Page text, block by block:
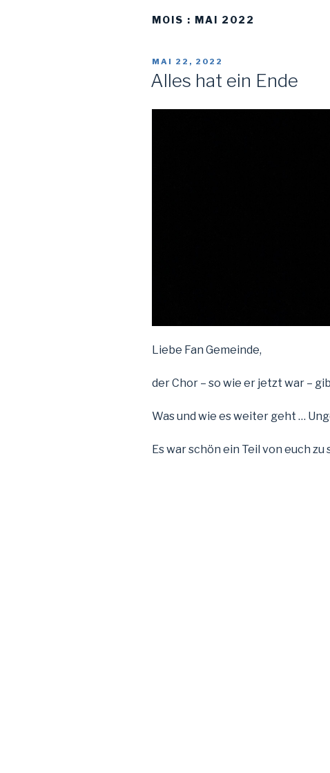
MOIS : MAI 2022
PUBLIÉ
MAI 22, 2022
Alles hat ein Ende
Liebe Fan Gemeinde,
der Chor – so wie er jetzt war –
Was und wie es weiter geht …
Es war schön ein Teil von euch zu